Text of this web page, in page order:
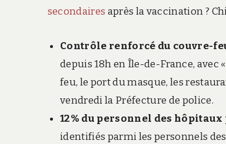
secondaires après la vaccination ?
Contrôle renforcé du couvre-
depuis 18h en Île-de-France,
feu, le port du masque, les
vendredi la Préfecture de police.
12% du personnel des
identifiés parmi les personnels